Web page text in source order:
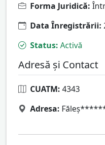
Forma Juridică:
Data Înregistrării:
Status: Activă
Adresă și Contact
CUATM: 4343
Adresa: